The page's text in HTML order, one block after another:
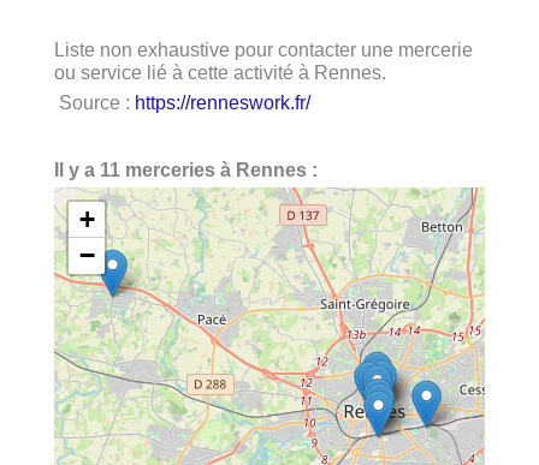
Liste non exhaustive pour contacter une mercerie
ou service lié à cette activité à Rennes.
Source : https://renneswork.fr/
Il y a 11 merceries à Rennes :
+
−